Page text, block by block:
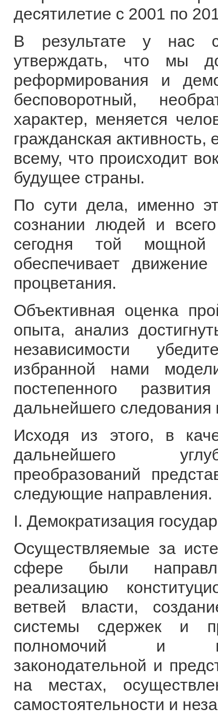
десятилетие с 2001 по
В результате у нас
утверждать, что мы
реформирования и
бесповоротный,
характер, меняется
гражданская активность,
всему, что происходит
будущее страны.
По сути дела, именно
сознании людей и
сегодня той мощной
обеспечивает
процветания.
Объективная оценка
опыта, анализ
независимости
избранной нами
постепенного
дальнейшего следования
Исходя из этого, в
дальнейшего
преобразований
следующие направления.
I. Демократизация
Осуществляемые за
сфере были
реализацию
ветвей власти,
системы сдержек и
полномочий и
законодательной и
на местах,
самостоятельности и